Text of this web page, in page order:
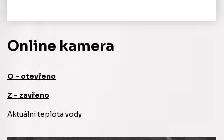
Online kamera
O - otevřeno
Z - zavřeno
Aktuální teplota vody